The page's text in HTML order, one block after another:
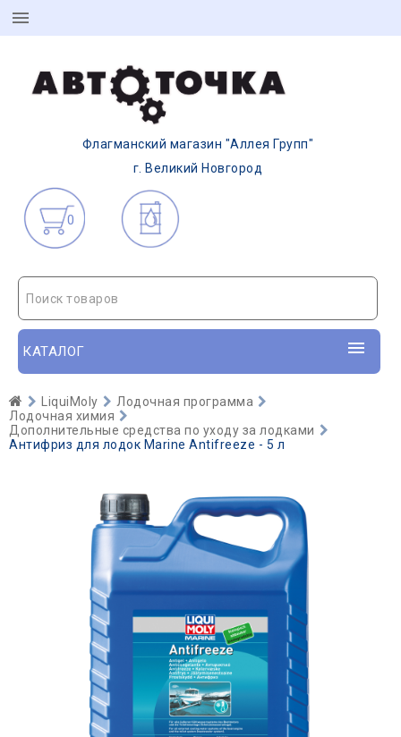
Флагманский магазин "Аллея Групп"
г. Великий Новгород
0
Поиск товаров
КАТАЛОГ
LiquiMoly
Лодочная программа
Лодочная химия
Дополнительные средства по уходу за лодками
Антифриз для лодок Marine Antifreeze - 5 л